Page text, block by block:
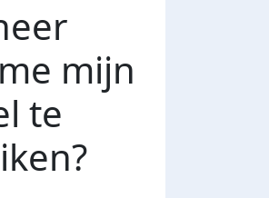
mijn
te